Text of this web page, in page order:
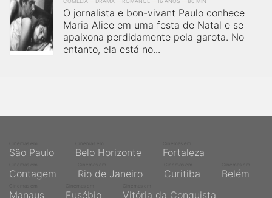
O jornalista e bon-vivant Paulo conhece
Maria Alice em uma festa de Natal e se
apaixona perdidamente pela garota. No
entanto, ela está no...
São Paulo Belo Horizonte Fortaleza
Contagem Rio de Janeiro Curitiba Belém
Manaus Eusébio Vitória da Conquista